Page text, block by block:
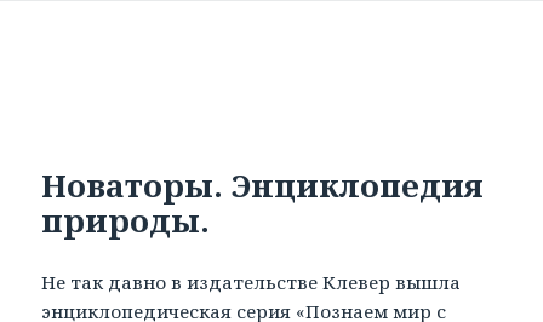
Новаторы. Энциклопедия
природы.
Не так давно в издательстве Клевер вышла
энциклопедическая серия «Познаем мир с